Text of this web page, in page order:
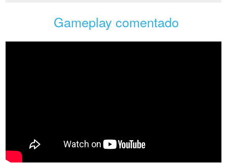
Gameplay comentado